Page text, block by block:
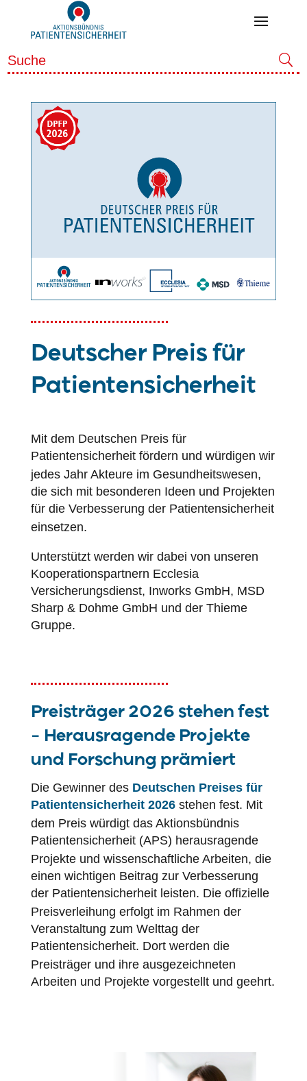
Deutscher Preis für
Patientensicherheit
Mit dem Deutschen Preis für
Patientensicherheitfördern und würdigen wir
jedes Jahr Akteure im Gesundheitswesen,
die sich mit besonderen Ideen und Projekten
für die Verbesserung der Patientensicherheit
einsetzen.
Unterstützt werden wir dabei von unseren
Kooperationspartnern Ecclesia
Versicherungsdienst, Inworks GmbH, MSD
Sharp & Dohme GmbH und der Thieme
Gruppe.
Preisträger 2026 stehen fest
– Herausragende Projekte
und Forschung prämiert
Die Gewinner desDeutschen Preises für
Patientensicherheit2026stehen fest. Mit
dem Preis würdigt das Aktionsbündnis
Patientensicherheit(APS) herausragende
Projekte und wissenschaftliche Arbeiten, die
einen wichtigen Beitrag zur Verbesserung
der Patientensicherheitleisten. Die offizielle
Preisverleihung erfolgt im Rahmen der
Veranstaltung zum Welttag der
Patientensicherheit. Dort werden die
Preisträger und ihre ausgezeichneten
Arbeiten und Projekte vorgestellt und geehrt.